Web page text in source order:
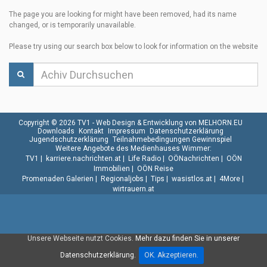
The page you are looking for might have been removed, had its name
changed, or is temporarily unavailable.
Please try using our search box below to look for information on the website
Unsere Webseite nutzt Cookies. Mehr dazu finden Sie in unserer
Datenschutzerklärung.
OK. Akzeptieren.
Copyright © 2026 TV1 - Web Design & Entwicklung von MELHORN.EU
Downloads
Kontakt Impressum
Datenschutzerklärung
Jugendschutzerklärung Teilnahmebedingungen Gewinnspiel
Weitere Angebote des Medienhauses Wimmer:
TV1
karriere.nachrichten.at| Life Radio| OÖNachrichten
OÖN
Immobilien
OÖN Reise
Promenaden Galerien
Regionaljobs Tips wasistlos.at| 4More|
wirtrauern.at